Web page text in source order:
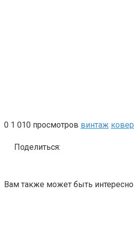
0 1 010 просмотров винтаж ковер
Поделиться:
Вам также может быть интересно